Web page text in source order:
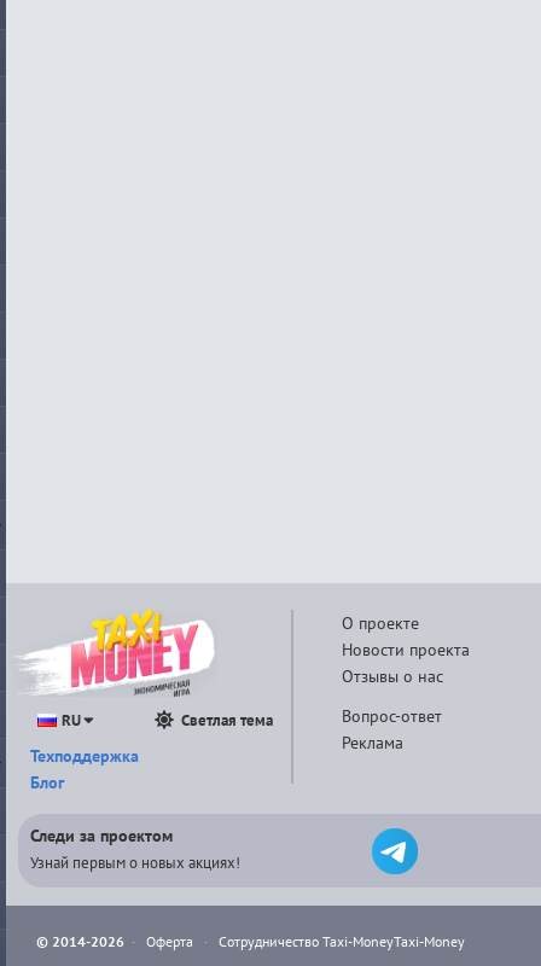
О проекте
Новости проекта
Отзывы о нас
Вопрос-ответ
Реклама
RU Светлая тема
Техподдержка
Блог
Следи за проектом
Узнай первым о новых акциях!
© 2014-2026 · Оферта · Сотрудничество Taxi-MoneyTaxi-Money